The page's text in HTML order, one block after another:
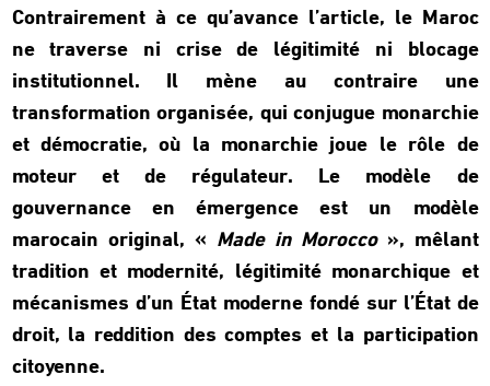
Contrairement à ce qu’avance l’article, le Maroc
ne traverse ni crise de légitimité ni blocage
institutionnel. Il mène au contraire une
transformation organisée, qui conjugue monarchie
et démocratie, où la monarchie joue le rôle de
moteur et de régulateur. Le modèle de
gouvernance en émergence est un modèle
marocain original, « Made in Morocco», mêlant
tradition et modernité, légitimité monarchique et
mécanismes d’un État moderne fondé sur l’État de
droit, la reddition des comptes et la participation
citoyenne.